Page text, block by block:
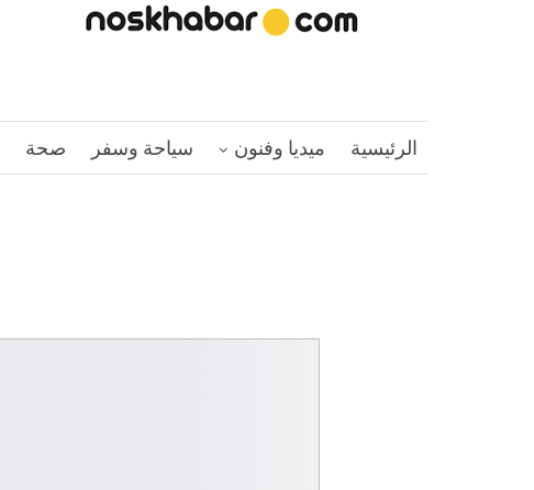
الرئيسية ميديا وفنون سياحة وسفر صحة